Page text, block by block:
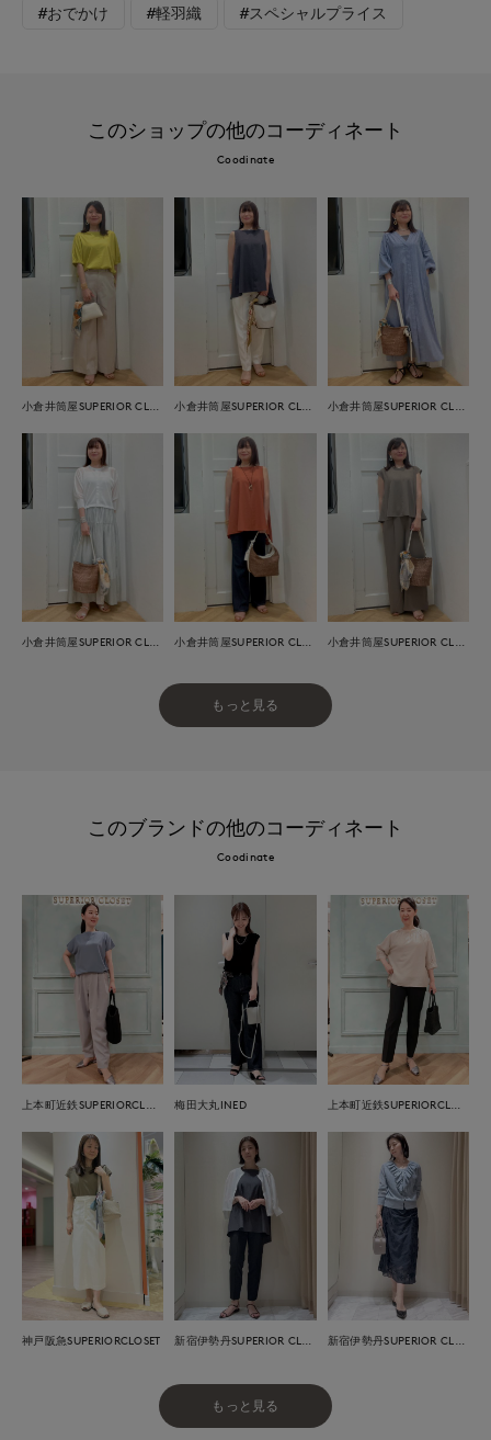
#おでかけ #軽羽織 #スペシャルプライス
このショップの他のコーディネート
Coodinate
もっと見る
このブランドの他のコーディネート
Coodinate
梅田大丸INED
神戸阪急SUPERIORCLOSET
もっと見る